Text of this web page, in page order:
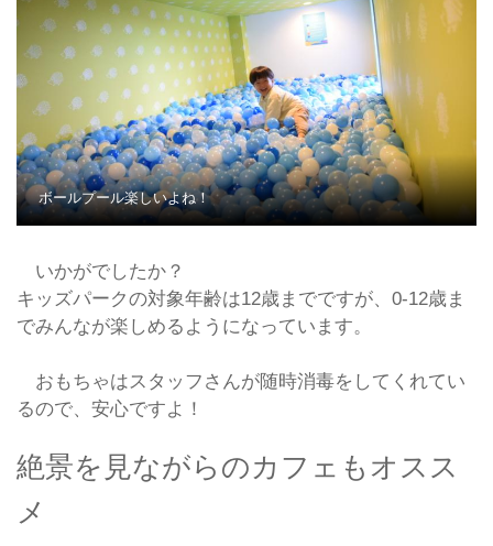
ボールプール楽しいよね！
いかがでしたか？
キッズパークの対象年齢は12歳までですが、0-12歳ま
でみんなが楽しめるようになっています。
おもちゃはスタッフさんが随時消毒をしてくれてい
るので、安心ですよ！
絶景を見ながらのカフェもオスス
メ